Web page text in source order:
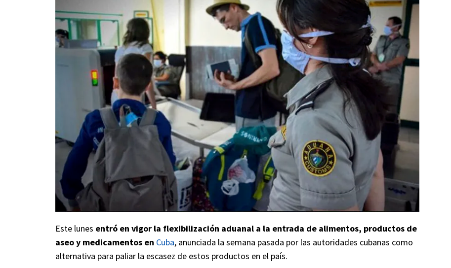
Este lunes entró en vigor la flexibilización aduanal a la entrada de alimentos, productos de
aseo y medicamentos en Cuba, anunciada la semana pasada por las autoridades cubanas como
alternativa para paliar la escasez de estos productos en el país.